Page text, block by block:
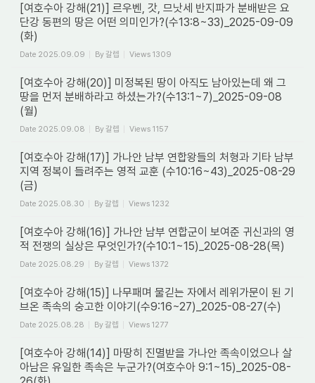
[여호수아 강해(21)] 르우벤, 갓, 므낫세 반지파가 분배받은 요
단강 동편의 땅은 어떤 의미인가?(수13:8~33)_2025-09-09
(화)
Date 2025.09.09 By갈렙 Views 1309
[여호수아 강해(20)] 미정복된 땅이 아직도 남아있는데 왜 그
땅을 먼저 분배하라고 하셨는가?(수13:1~7)_2025-09-08
(월)
Date 2025.09.08 By갈렙 Views 1157
[여호수아 강해(17)] 가나안 남부 연합왕들의 처형과 기타 남부
지역 정복이 들려주는 영적 교훈 (수10:16~43)_2025-08-29
(금)
Date 2025.08.30 By갈렙 Views 1232
[여호수아 강해(16)] 가나안 남부 연합군이 보여준 귀신과의 영
적 전쟁의 실상은 무엇인가?(수10:1~15)_2025-08-28(목)
Date 2025.08.29 By갈렙 Views 1372
[여호수아 강해(15)] 나무패며 물긷는 자에서 레위가문이 된 기
브온 족속의 숭고한 이야기(수9:16~27)_2025-08-27(수)
Date 2025.08.28 By갈렙 Views 1277
[여호수아 강해(14)] 마땅히 진멸받을 가나안 족속이었으나 살
아남은 유일한 족속은 누군가?(여호수아 9:1~15)_2025-08-